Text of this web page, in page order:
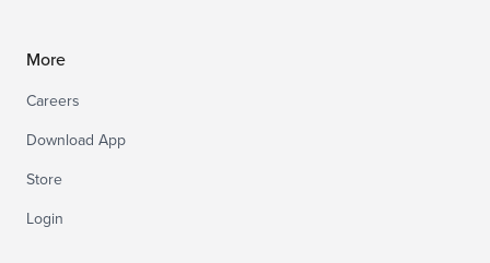
More
Careers
Download App
Store
Login